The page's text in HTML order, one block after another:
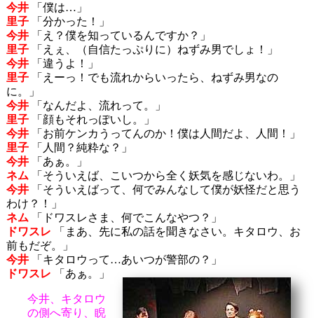
今井「僕は…」
里子「分かった！」
今井「え？僕を知っているんですか？」
里子「えぇ、（自信たっぷりに）ねずみ男でしょ！」
今井「違うよ！」
里子「えーっ！でも流れからいったら、ねずみ男なの
に。」
今井「なんだよ、流れって。」
里子「顔もそれっぽいし。」
今井「お前ケンカうってんのか！僕は人間だよ、人間！」
里子「人間？純粋な？」
今井「あぁ。」
ネム 「そういえば、こいつから全く妖気を感じないわ。」
今井「そういえばって、何でみんなして僕が妖怪だと思う
わけ？！」
ネム 「ドワスレさま、何でこんなやつ？」
ドワスレ 「まあ、先に私の話を聞きなさい。キタロウ、お
前もだぞ。」
今井「キタロウって…あいつが警部の？」
ドワスレ 「あぁ。」
今井、キタロウ
の側へ寄り、睨